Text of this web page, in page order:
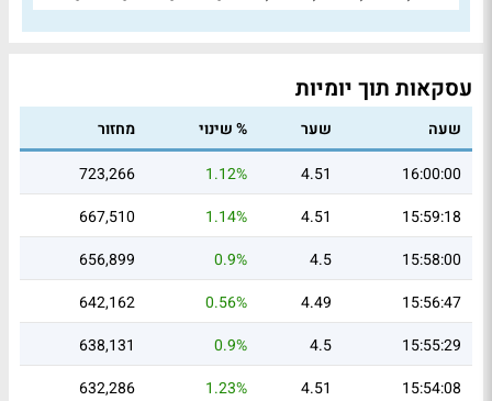
עסקאות תוך יומיות
שעה שער % שינוי
מחזור
16:00:00
4.51
1.12%
723,266
15:59:18
4.51
1.14%
667,510
15:58:00
4.5
0.9%
656,899
15:56:47
4.49
0.56%
642,162
15:55:29
4.5
0.9%
638,131
15:54:08
4.51
1.23%
632,286